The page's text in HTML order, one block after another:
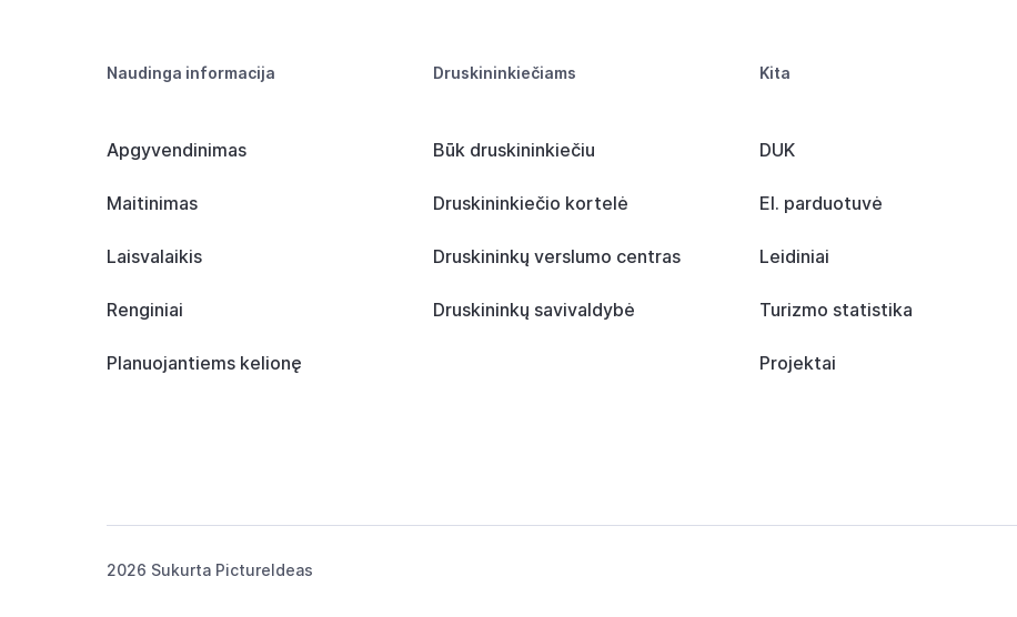
Naudinga informacija
Apgyvendinimas
Maitinimas
Laisvalaikis
Renginiai
Planuojantiems kelionę
Druskininkiečiams
Būk druskininkiečiu
Druskininkiečio kortelė
Druskininkų verslumo centras
Druskininkų savivaldybė
Kita
DUK
El. parduotuvė
Leidiniai
Turizmo statistika
Projektai
2026 Sukurta PictureIdeas